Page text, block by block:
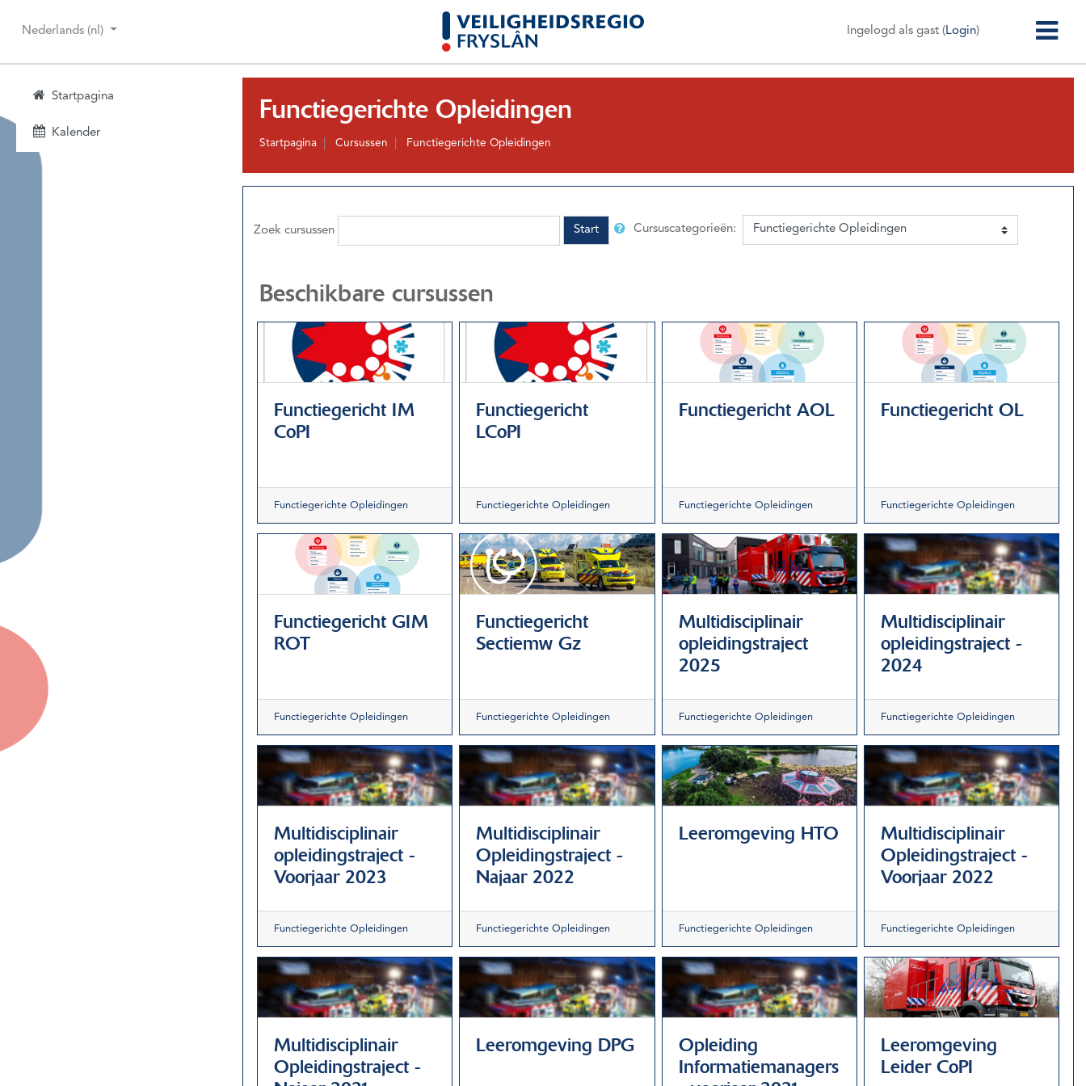
Nederlands ‎(nl)‎
Ingelogd als gast (Login)
Startpagina
Kalender
Functiegerichte Opleidingen
Startpagina Cursussen Functiegerichte Opleidingen
Zoek cursussen Start Cursuscategorieën:
Beschikbare cursussen
Functiegericht IM
CoPI
Functiegerichte Opleidingen
Functiegericht
LCoPI
Functiegerichte Opleidingen
Functiegericht AOL
Functiegerichte Opleidingen
Functiegericht OL
Functiegerichte Opleidingen
Functiegericht GIM
ROT
Functiegerichte Opleidingen
Functiegericht
Sectiemw Gz
Functiegerichte Opleidingen
Multidisciplinair
opleidingstraject
2025
Functiegerichte Opleidingen
Multidisciplinair
opleidingstraject -
2024
Functiegerichte Opleidingen
Multidisciplinair
opleidingstraject -
Voorjaar 2023
Functiegerichte Opleidingen
Multidisciplinair
Opleidingstraject -
Najaar 2022
Functiegerichte Opleidingen
Leeromgeving HTO
Functiegerichte Opleidingen
Multidisciplinair
Opleidingstraject -
Voorjaar 2022
Functiegerichte Opleidingen
Multidisciplinair
Opleidingstraject -
Leeromgeving DPG
Opleiding
Informatiemanagers
Leeromgeving
Leider CoPI